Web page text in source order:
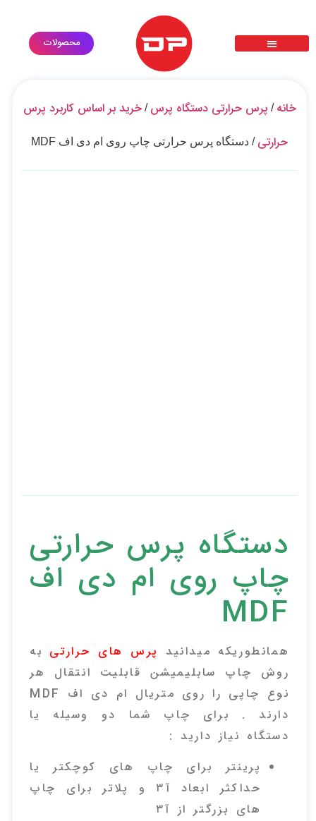
محصولات
خانه / پرس حرارتی دستگاه پرس /خرید بر اساس کاربرد پرس
حرارتی / دستگاه پرس حرارتی چاپ روی ام دی اف MDF
دستگاه پرس حرارتی
چاپ روی ام دی اف
MDF
همانطوریکه میدانید پرس های حرارتی به
روش چاپ سابلیمیشن قابلیت انتقال هر
نوع چاپی را روی متریال ام دی اف MDF
دارند . برای چاپ شما دو وسیله یا
دستگاه نیاز دارید :
پرینتر برای چاپ های کوچکتر یا
حداکثر ابعاد آ۳ و پلاتر برای چاپ
های بزرگتر از آ۳